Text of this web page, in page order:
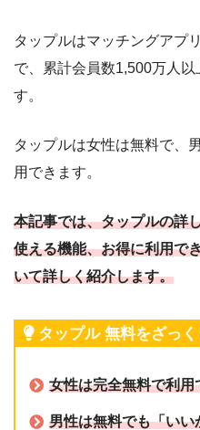
タップルはマッチングアプ
で、累計会員数1,500万人
す。
タップルは女性は無料で、
用できます。
本記事では、タップルの詳
使える機能、お得に利用で
いて詳しく紹介します。
タップル 無料をざっ
女性は完全無料で利用
男性は無料でも「い